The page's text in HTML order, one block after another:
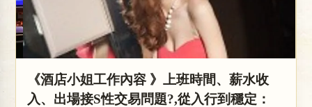
《酒店小姐工作內容 》上班時間、薪水收
入、出場接S性交易問題?,從入行到穩定：